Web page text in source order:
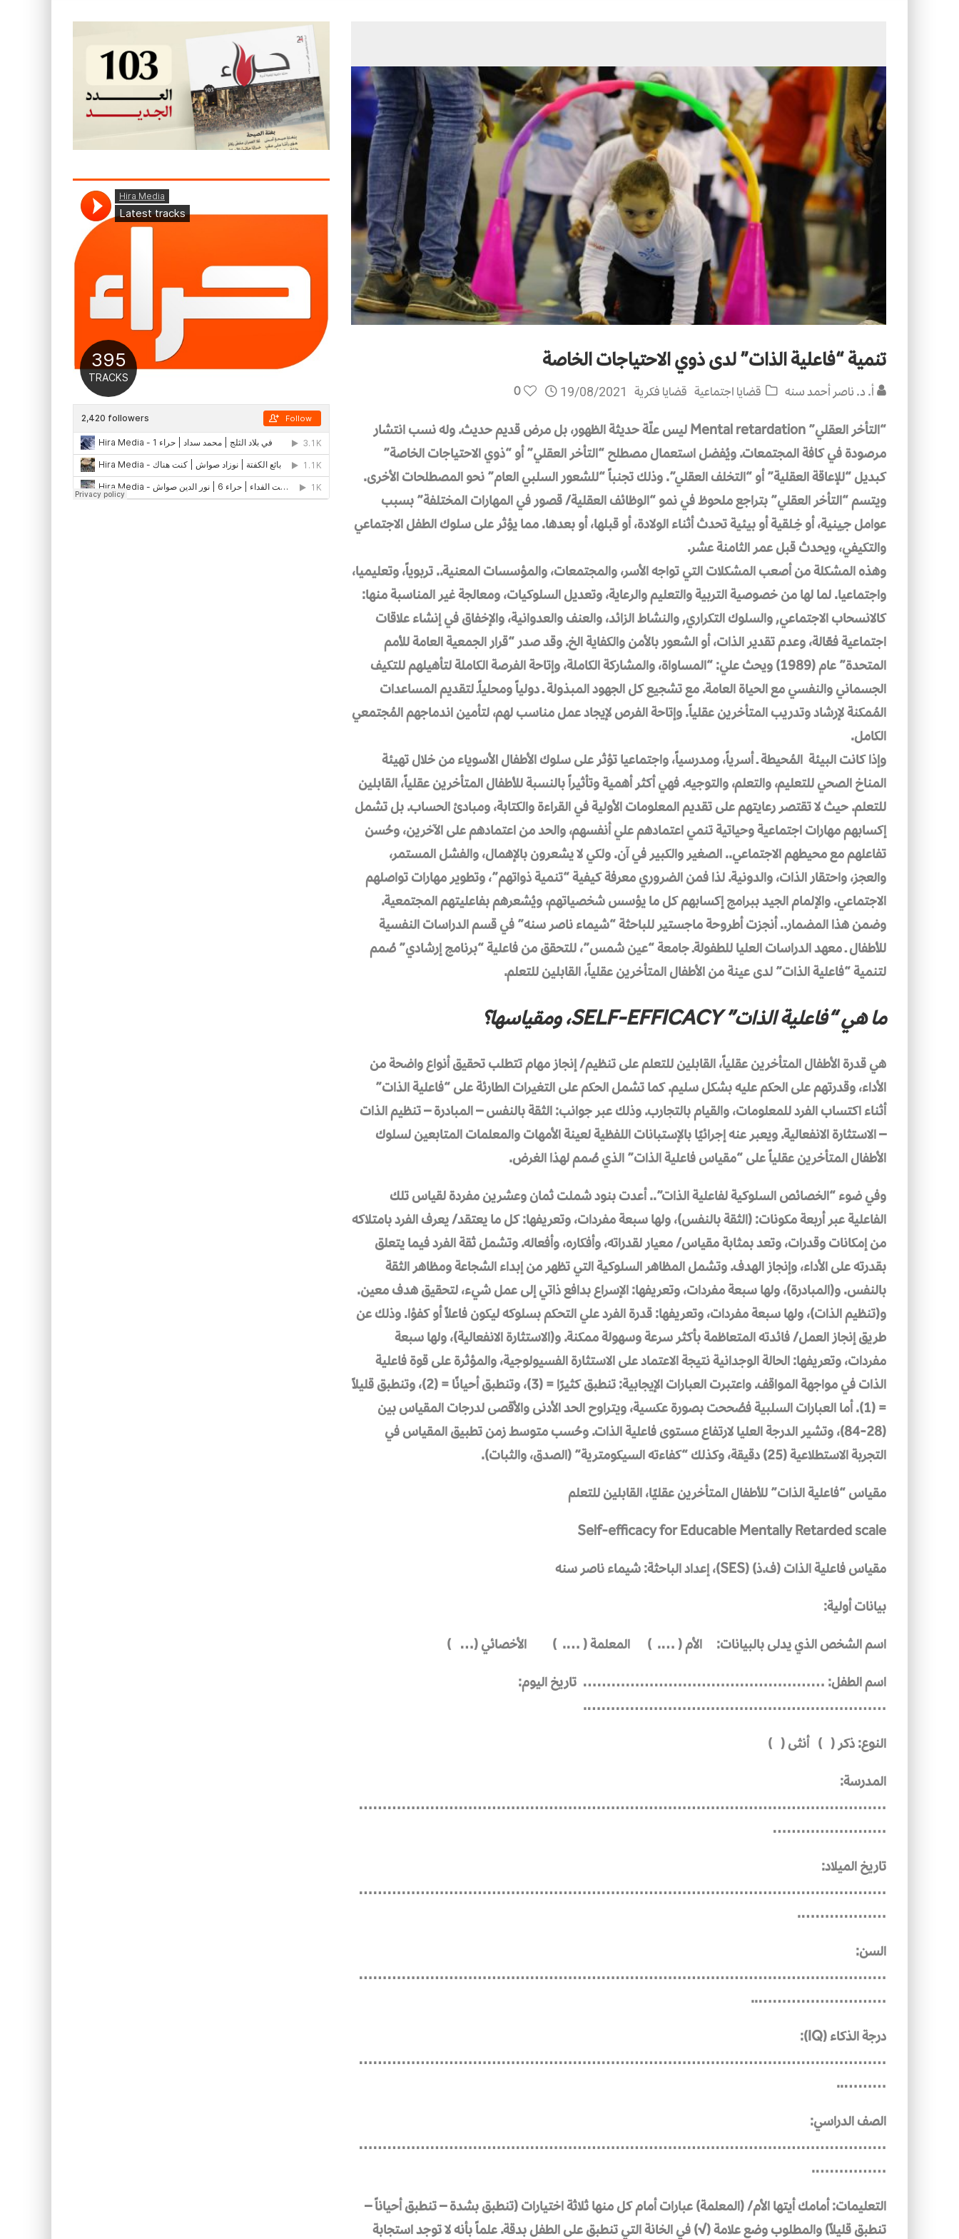
تنمية “فاعلية الذات” لدى ذوي الاحتياجات الخاصة
أ. د. ناصر أحمد سنه قضايا اجتماعية قضايا فكرية 19/08/2021
0
“التأخر العقلي” Mental retardation ليس علّة حديثة الظهور، بل مرض قديم حديث. وله نسب انتشار
مرصودة في كافة المجتمعات. ويُفضل استعمال مصطلح “التأخر العقلي” أو “ذوي الاحتياجات الخاصة”
كبديل “للإعاقة العقلية” أو “التخلف العقلي”. وذلك تجنباً “للشعور السلبي العام” نحو المصطلحات الأخرى.
ويتسم “التأخر العقلي” بتراجع ملحوظ في نمو “الوظائف العقلية/ قصور في المهارات المختلفة” بسبب
عوامل جـِينية، أو خِـلقية أو بيئية تحدث أثناء الولادة، أو قبلها، أو بعدها. مما يؤثر على سلوك الطفل الاجتماعي
والتكيفي، ويحدث قبل عمر الثامنة عشر.
وهذه المشكلة من أصعب المشكلات التي تواجه الأسر، والمجتمعات، والمؤسسات المعنية.. تربوياً، وتعليميا،
واجتماعيا. لما لها من خصوصية التربية والتعليم والرعاية، وتعديل السلوكيات، ومعالجة غير المناسبة منها:
كالانسحاب الاجتماعي, والسلوك التكراري, والنشاط الزائد، والعنف والعدوانية، والإخفاق في إنشاء علاقات
اجتماعية فعّالة، وعدم تقدير الذات، أو الشعور بالأمن والكفاية الخ. وقد صدر “قرار الجمعية العامة للأمم
المتحدة” عام (1989) ويحث علي: “المساواة، والمشاركة الكاملة، وإتاحة الفرصة الكاملة لتأهيلهم للتكيف
الجسماني والنفسي مع الحياة العامة. مع تشجيع كل الجهود المبذولة ـ دولياً ومحلياًـ لتقديم المساعدات
المُمكنة لإرشاد وتدريب المتأخرين عقلياً. وإتاحة الفرص لإيجاد عمل مناسب لهم، لتأمين اندماجهم المُجتمعي
الكامل.
وإذا كانت البيئة المُحيطة ـ أسرياً، ومدرسياً، واجتماعيا تؤثر على سلوك الأطفال الأسوياء من خلال تهيئة
المناخ الصحي للتعليم، والتعلم، والتوجيه. فهي أكثر أهمية وتأثيراً بالنسبة للأطفال المتأخرين عقلياً، القابلين
للتعلم. حيث لا تقتصر رعايتهم على تقديم المعلومات الأولية في القراءة والكتابة، ومبادئ الحساب. بل تشمل
إكسابهم مهارات اجتماعية وحياتية تنمي اعتمادهم علي أنفسهم، والحد من اعتمادهم على الآخرين، وحُسن
تفاعلهم مع محيطهم الاجتماعي.. الصغير والكبير في آن. ولكي لا يشعرون بالإهمال، والفشل المستمر،
والعجز، واحتقار الذات، والدونية. لذا فمن الضروري معرفة كيفية “تنمية ذواتهم”، وتطوير مهارات تواصلهم
الاجتماعي. والإلمام الجيد ببرامج إكسابهم كل ما يؤسس شخصياتهم، ويُشعرهم بفاعليتهم المجتمعية.
وضمن هذا المضمار.. أنجزت أطروحة ماجستير للباحثة “شيماء ناصر سنه” في قسم الدراسات النفسية
للأطفال ـ معهد الدراسات العليا للطفولةـ جامعة “عين شمس”، للتحقق من فاعلية “برنامج إرشادي” صُمم
لتنمية “فاعلية الذات” لدى عينة من الأطفال المتأخرين عقلياً، القابلين للتعلم.
ما هي “فاعلية الذات” SELF-EFFICACY، ومقياسها؟
هي قدرة الأطفال المتأخرين عقلياً، القابلين للتعلم على تنظيم/ إنجاز مهام تتطلب تحقيق أنواع واضحة من
الأداء، وقدرتهم على الحكم عليه بشكل سليم. كما تشمل الحكم على التغيرات الطارئة على “فاعلية الذات”
أثناء اكتساب الفرد للمعلومات، والقيام بالتجارب. وذلك عبر جوانب: الثقة بالنفس – المبادرة – تنظيم الذات
– الاستثارة الانفعالية. ويعبر عنه إجرائيًا بالإستبانات اللفظية لعينة الأمهات والمعلمات المتابعين لسلوك
الأطفال المتأخرين عقلياً على “مقياس فاعلية الذات” الذي صُمم لهذا الغرض.
وفي ضوء “الخصائص السلوكية لفاعلية الذات”.. أعدت بنود شملت ثمان وعشرين مفردة لقياس تلك
الفاعلية عبر أربعة مكونات: (الثقة بالنفس)، ولها سبعة مفردات، وتعريفها: كل ما يعتقد/ يعرف الفرد بامتلاكه
من إمكانات وقدرات، وتعد بمثابة مقياس/ معيار لقدراته، وأفكاره، وأفعاله. وتشمل ثقة الفرد فيما يتعلق
بقدرته على الأداء، وإنجاز الهدف. وتشمل المظاهر السلوكية التي تظهر من إبداء الشجاعة ومظاهر الثقة
بالنفس. و(المبادرة)، ولها سبعة مفردات، وتعريفها: الإسراع بدافع ذاتي إلى عمل شيء، لتحقيق هدف معين.
و(تنظيم الذات)، ولها سبعة مفردات، وتعريفها: قدرة الفرد علي التحكم بسلوكه ليكون فاعلاً أو كفؤا. وذلك عن
طريق إنجاز العمل/ فائدته المتعاظمة بأكثر سرعة وسهولة ممكنة. و(الاستثارة الانفعالية)، ولها سبعة
مفردات، وتعريفها: الحالة الوجدانية نتيجة الاعتماد على الاستثارة الفسيولوجية، والمؤثرة على قوة فاعلية
الذات في مواجهة المواقف. واعتبرت العبارات الإيجابية: تنطبق كثيرًا = (3)، وتنطبق أحيانًا = (2)، وتنطبق قليلاً
= (1). أما العبارات السلبية فصُححت بصورة عكسية، ويتراوح الحد الأدنى والأقصى لدرجات المقياس بين
(28-84)، وتشير الدرجة العليا لارتفاع مستوى فاعلية الذات. وحُسب متوسط زمن تطبيق المقياس في
التجربة الاستطلاعية (25) دقيقة، وكذلك “كفاءته السيكومترية” (الصدق، والثبات).
مقياس “فاعلية الذات” للأطفال المتأخرين عقليًا، القابلين للتعلم
Self-efficacy for Educable Mentally Retarded scale
مقياس فاعلية الذات (ف.ذ) (SES)، إعداد الباحثة: شيماء ناصر سنه
بيانات أولية:
اسم الشخص الذي يدلى بالبيانات: الأم ( …. ) المعلمة ( …. ) الأخصائي (… )
اسم الطفل: …………………………………………… تاريخ اليوم:
……………………………………………………….
النوع: ذكر ( ) أنثى ( )
المدرسة:
…………………………………………………………………………………………………
……………………
تاريخ الميلاد:
…………………………………………………………………………………………………
……………….
السن:
…………………………………………………………………………………………………
………………………..
درجة الذكاء (IQ):
…………………………………………………………………………………………………
………..
الصف الدراسي:
…………………………………………………………………………………………………
…………….
التعليمات: أمامك أيتها الأم/ (المعلمة) عبارات أمام كل منها ثلاثة اختيارات (تنطبق بشدة – تنطبق أحياناً –
تنطبق قليلاً) والمطلوب وضع علامة (√) في الخانة التي تنطبق على الطفل بدقة. علماً بأنه لا توجد استجابة